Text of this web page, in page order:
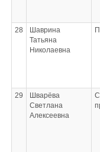
28
Шаврина
Татьяна
Николаевна
29
Шварёва
Светлана
Алексеевна